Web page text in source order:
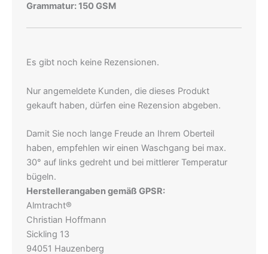
Grammatur: 150 GSM
Es gibt noch keine Rezensionen.
Nur angemeldete Kunden, die dieses Produkt
gekauft haben, dürfen eine Rezension abgeben.
Damit Sie noch lange Freude an Ihrem Oberteil
haben, empfehlen wir einen Waschgang bei max.
30° auf links gedreht und bei mittlerer Temperatur
bügeln.
Herstellerangaben gemäß GPSR:
Almtracht®
Christian Hoffmann
Sickling 13
94051 Hauzenberg